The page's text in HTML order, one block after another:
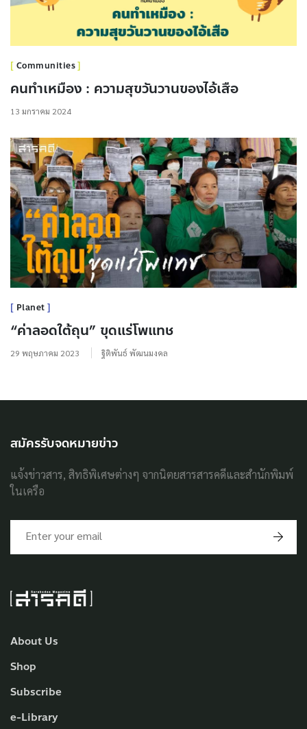
Communities
คนทำเหมือง : ความสุขวันวานของไอ้เสือ
13 มกราคม 2024
Planet
“ค่าลอดใต้ถุน” ขุดแร่โพแทช
29 พฤษภาคม 2023 ฐิติพันธ์ พัฒนมงคล
About Us
Shop
Subscribe
e-Library
สมัครรับจดหมายข่าว
แจ้งข่าวสาร, สิทธิพิเศษต่างๆ จากนิตยสารสารคดีและสำนักพิมพ์
ในเครือ